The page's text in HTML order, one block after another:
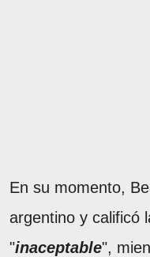
En su momento,
argentino y calificó
"inaceptable",